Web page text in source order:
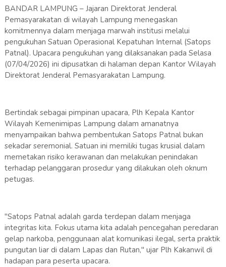
BANDAR LAMPUNG – Jajaran Direktorat Jenderal
Pemasyarakatan di wilayah Lampung menegaskan
komitmennya dalam menjaga marwah institusi melalui
pengukuhan Satuan Operasional Kepatuhan Internal (Satops
Patnal). Upacara pengukuhan yang dilaksanakan pada Selasa
(07/04/2026) ini dipusatkan di halaman depan Kantor Wilayah
Direktorat Jenderal Pemasyarakatan Lampung.
Bertindak sebagai pimpinan upacara, Plh Kepala Kantor
Wilayah Kemenimipas Lampung dalam amanatnya
menyampaikan bahwa pembentukan Satops Patnal bukan
sekadar seremonial. Satuan ini memiliki tugas krusial dalam
memetakan risiko kerawanan dan melakukan penindakan
terhadap pelanggaran prosedur yang dilakukan oleh oknum
petugas.
"Satops Patnal adalah garda terdepan dalam menjaga
integritas kita. Fokus utama kita adalah pencegahan peredaran
gelap narkoba, penggunaan alat komunikasi ilegal, serta praktik
pungutan liar di dalam Lapas dan Rutan," ujar Plh Kakanwil di
hadapan para peserta upacara.